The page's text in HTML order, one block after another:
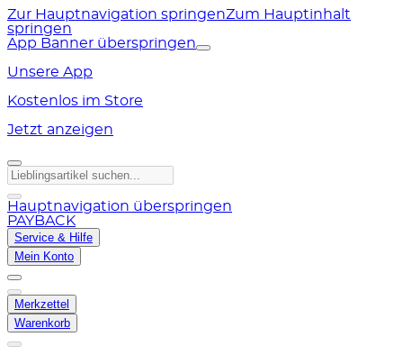
Zur Hauptnavigation springenZum Hauptinhalt
springen
App Banner überspringen
Unsere App
Kostenlos im Store
Jetzt anzeigen
Hauptnavigation überspringen
PAYBACK
Service & Hilfe
Mein Konto
Merkzettel
Warenkorb